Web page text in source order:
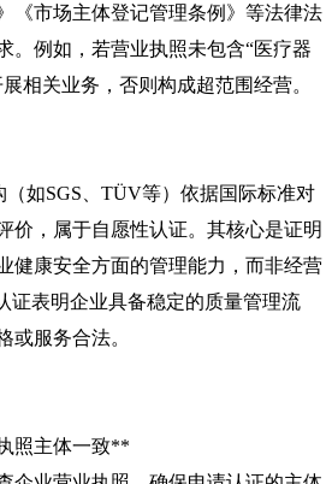
《市场主体登记管理条例》等法律法
。例如，若营业执照未包含“医疗器
相关业务，否则构成超范围经营。
如SGS、TÜV等）依据国际标准对
价，属于自愿性认证。其核心是证明
健康安全方面的管理能力，而非经营
证表明企业具备稳定的质量管理流
或服务合法。
照主体一致**